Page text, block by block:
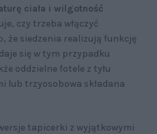
ciała i wilgotność
czy trzeba włączyć
że siedzenia realizują funkcję
się w tym przypadku
oddzielne fotele z tyłu
lub trzyosobowa składana
tapicerki z wyjątkowymi